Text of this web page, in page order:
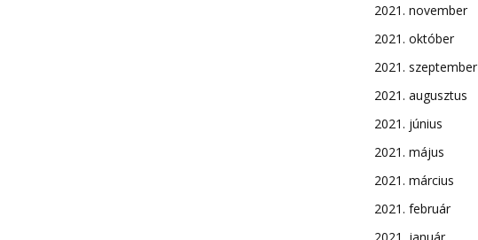
2021. november
2021. október
2021. szeptember
2021. augusztus
2021. június
2021. május
2021. március
2021. február